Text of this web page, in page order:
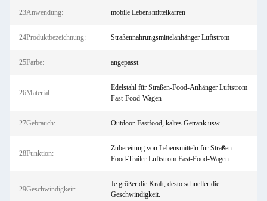
23Anwendung: mobile Lebensmittelkarren
24Produktbezeichnung: Straßennahrungsmittelanhänger Luftstrom
25Farbe: angepasst
26Material:
Edelstahl für Straßen-Food-Anhänger Luftstrom
Fast-Food-Wagen
27Gebrauch: Outdoor-Fastfood, kaltes Getränk usw.
28Funktion:
Zubereitung von Lebensmitteln für Straßen-
Food-Trailer Luftstrom Fast-Food-Wagen
29Geschwindigkeit:
Je größer die Kraft, desto schneller die
Geschwindigkeit.